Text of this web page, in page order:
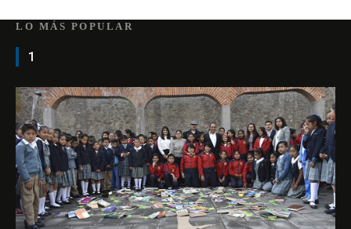
LO MÁS POPULAR
1